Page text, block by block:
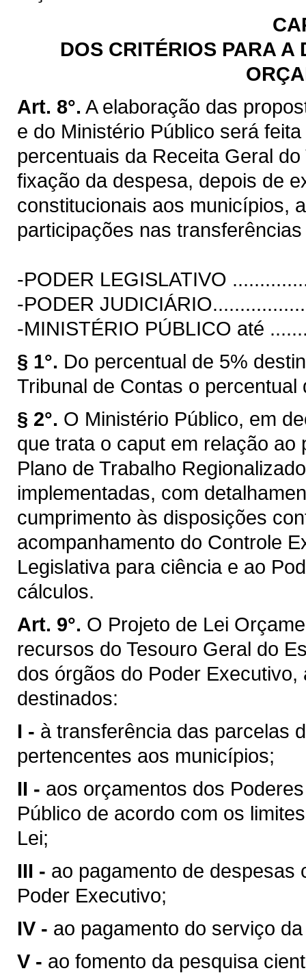
DOS CRITÉRIOS PARA A
Art. 8°. A elaboração das
e do Ministério Público será
percentuais da Receita Geral
fixação da despesa, depois de
constitucionais aos municípios,
participações nas
-PODER LEGISLATIVO
-PODER
-MINISTÉRIO PÚBLICO até
§ 1°. Do percentual de 5%
Tribunal de Contas o percentual
§ 2°. O Ministério Público, em
que trata o caput em relação
Plano de Trabalho
implementadas, com
cumprimento às disposições
acompanhamento do Controle
Legislativa para ciência e ao
cálculos.
Art. 9°. O Projeto de Lei
recursos do Tesouro Geral do
dos órgãos do Poder
destinados:
I - à transferência das parcelas
pertencentes aos municípios;
II - aos orçamentos dos
Público de acordo com os
Lei;
III - ao pagamento de despesas
Poder Executivo;
IV - ao pagamento do serviço
V - ao fomento da pesquisa